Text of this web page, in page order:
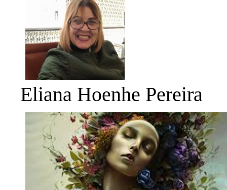
Eliana Hoenhe Pereira